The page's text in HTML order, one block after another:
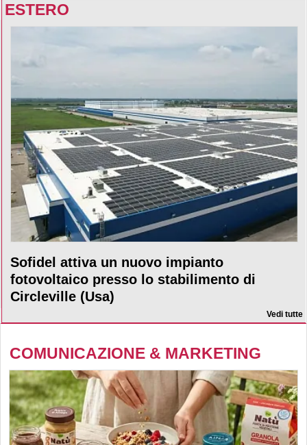
ESTERO
Sofidel attiva un nuovo impianto
fotovoltaico presso lo stabilimento di
Circleville (Usa)
Vedi tutte
COMUNICAZIONE & MARKETING